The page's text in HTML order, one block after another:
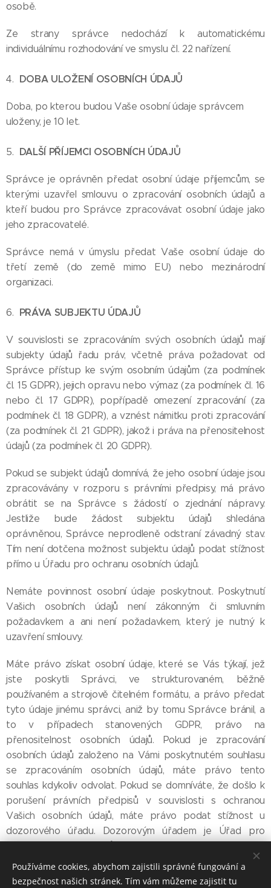
osobě.
Ze strany správce nedochází k automatickému
individuálnímu rozhodování ve smyslu čl. 22 nařízení.
4. DOBA ULOŽENÍ OSOBNÍCH ÚDAJŮ
Doba, po kterou budou Vaše osobní údaje správcem
uloženy, je 10 let.
5. DALŠÍ PŘÍJEMCI OSOBNÍCH ÚDAJŮ
Správce je oprávněn předat osobní údaje příjemcům, se
kterými uzavřel smlouvu o zpracování osobních údajů a
kteří budou pro Správce zpracovávat osobní údaje jako
jeho zpracovatelé.
Správce nemá v úmyslu předat Vaše osobní údaje do
třetí země (do země mimo EU) nebo mezinárodní
organizaci.
6. PRÁVA SUBJEKTU ÚDAJŮ
V souvislosti se zpracováním svých osobních údajů mají
subjekty údajů řadu práv, včetně práva požadovat od
Správce přístup ke svým osobním údajům (za podmínek
čl. 15 GDPR), jejich opravu nebo výmaz (za podmínek čl. 16
nebo čl. 17 GDPR), popřípadě omezení zpracování (za
podmínek čl. 18 GDPR), a vznést námitku proti zpracování
(za podmínek čl. 21 GDPR), jakož i práva na přenositelnost
údajů (za podmínek čl. 20 GDPR).
Pokud se subjekt údajů domnívá, že jeho osobní údaje jsou
zpracovávány v rozporu s právními předpisy, má právo
obrátit se na Správce s žádostí o zjednání nápravy.
Jestliže bude žádost subjektu údajů shledána
oprávněnou, Správce neprodleně odstraní závadný stav.
Tím není dotčena možnost subjektu údajů podat stížnost
přímo u Úřadu pro ochranu osobních údajů.
Nemáte povinnost osobní údaje poskytnout. Poskytnutí
Vašich osobních údajů není zákonným či smluvním
požadavkem a ani není požadavkem, který je nutný k
uzavření smlouvy.
Máte právo získat osobní údaje, které se Vás týkají, jež
jste poskytli Správci, ve strukturovaném, běžně
používaném a strojově čitelném formátu, a právo předat
tyto údaje jinému správci, aniž by tomu Správce bránil, a
to v případech stanovených GDPR, právo na
přenositelnost osobních údajů. Pokud je zpracování
osobních údajů založeno na Vámi poskytnutém souhlasu
se zpracováním osobních údajů, máte právo tento
souhlas kdykoliv odvolat. Pokud se domníváte, že došlo k
porušení právních předpisů v souvislosti s ochranou
Vašich osobních údajů, máte právo podat stížnost u
dozorového úřadu. Dozorovým úřadem je Úřad pro
00 Praha 7, www.uoou.cz.
Používáme cookies, abychom zajistili správné fungování a
bezpečnost našich stránek. Tím vám můžeme zajistit tu